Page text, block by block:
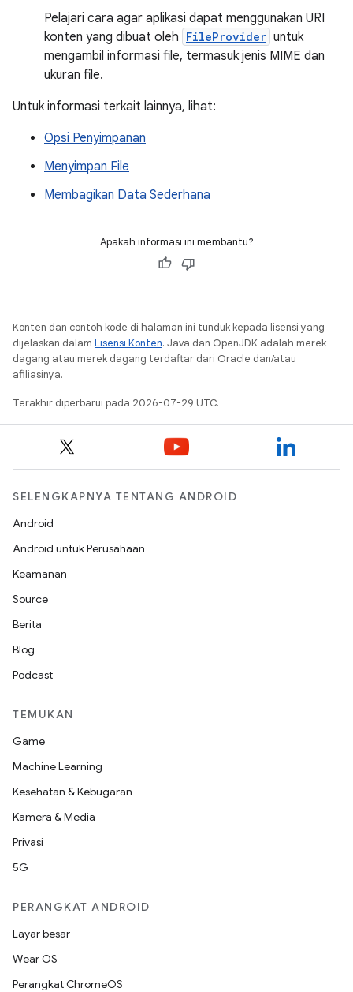
Pelajari cara agar aplikasi dapat menggunakan URI
konten yang dibuat oleh FileProvider untuk
mengambil informasi file, termasuk jenis MIME dan
ukuran file.
Untuk informasi terkait lainnya, lihat:
Opsi Penyimpanan
Menyimpan File
Membagikan Data Sederhana
Apakah informasi ini membantu?
Konten dan contoh kode di halaman ini tunduk kepada lisensi yang
dijelaskan dalam Lisensi Konten. Java dan OpenJDK adalah merek
dagang atau merek dagang terdaftar dari Oracle dan/atau
afiliasinya.
Terakhir diperbarui pada 2026-07-29 UTC.
SELENGKAPNYA TENTANG ANDROID
Android
Android untuk Perusahaan
Keamanan
Source
Berita
Blog
Podcast
TEMUKAN
Game
Machine Learning
Kesehatan & Kebugaran
Kamera & Media
Privasi
5G
PERANGKAT ANDROID
Layar besar
Wear OS
Perangkat ChromeOS